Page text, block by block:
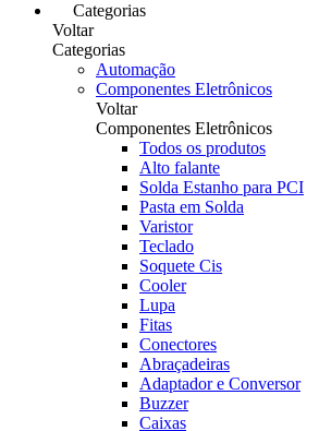
Categorias
Voltar
Categorias
Automação
Componentes Eletrônicos
Voltar
Componentes Eletrônicos
Todos os produtos
Alto falante
Solda Estanho para PCI
Pasta em Solda
Varistor
Teclado
Soquete Cis
Cooler
Lupa
Fitas
Conectores
Abraçadeiras
Adaptador e Conversor
Buzzer
Caixas